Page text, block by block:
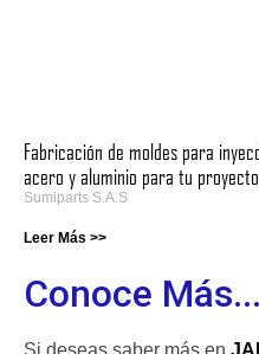
Fabricación de moldes para
acero y aluminio para tu
Sumiparts S.A.S
Leer Más >>
Conoce Más...